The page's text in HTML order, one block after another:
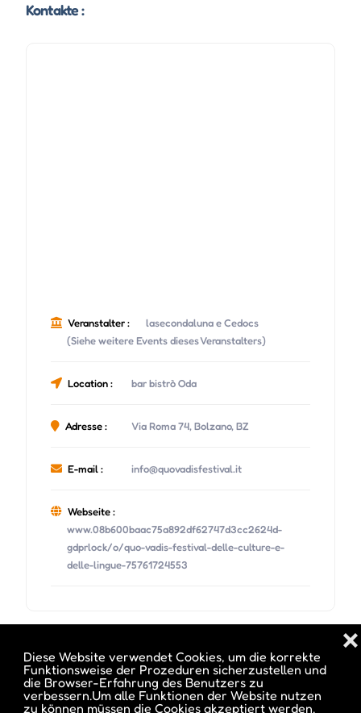
Diese Website verwendet Cookies, um die korrekte
Funktionsweise der Prozeduren sicherzustellen und
die Browser-Erfahrung des Benutzers zu
verbessern.Um alle Funktionen der Website nutzen
zu können müssen die Cookies akzeptiert werden.
❌
Kontakte :
Veranstalter :
lasecondaluna e Cedocs
(Siehe weitere Events dieses Veranstalters)
Location : bar bistrò Oda
Adresse : Via Roma 74, Bolzano, BZ
E-mail : info@quovadisfestival.it
Webseite :
www.08b600baac75a892df62747d3cc2624d-
gdprlock/o/quo-vadis-festival-delle-culture-e-
delle-lingue-75761724553
Datum und Uhrzeit des Events :